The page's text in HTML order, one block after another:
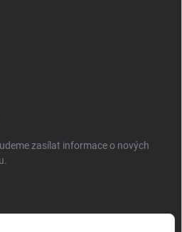
zasílat informace o nových